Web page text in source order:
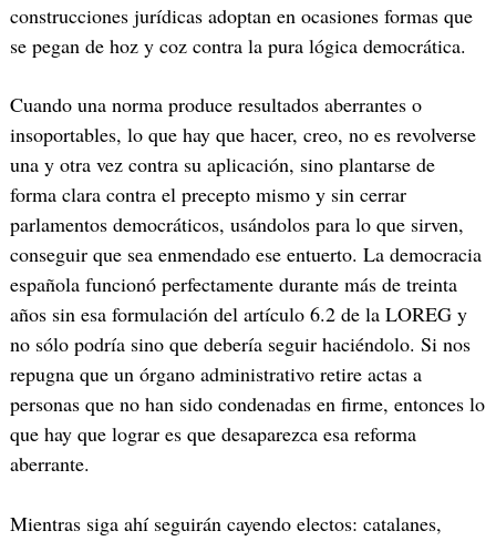
construcciones jurídicas adoptan en ocasiones formas que
se pegan de hoz y coz contra la pura lógica democrática.
Cuando una norma produce resultados aberrantes o
insoportables, lo que hay que hacer, creo, no es revolverse
una y otra vez contra su aplicación, sino plantarse de
forma clara contra el precepto mismo y sin cerrar
parlamentos democráticos, usándolos para lo que sirven,
conseguir que sea enmendado ese entuerto. La democracia
española funcionó perfectamente durante más de treinta
años sin esa formulación del artículo 6.2 de la LOREG y
no sólo podría sino que debería seguir haciéndolo. Si nos
repugna que un órgano administrativo retire actas a
personas que no han sido condenadas en firme, entonces lo
que hay que lograr es que desaparezca esa reforma
aberrante.
Mientras siga ahí seguirán cayendo electos: catalanes,